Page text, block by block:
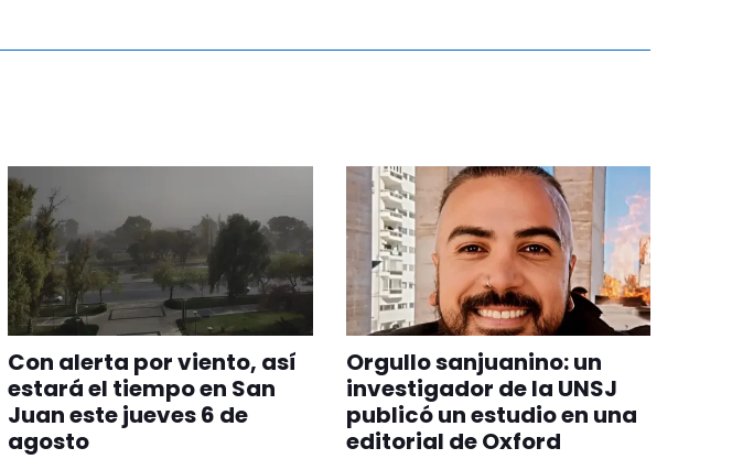
Con alerta por viento, así
estará el tiempo en San
Juan este jueves 6 de
agosto
Orgullo sanjuanino: un
investigador de la UNSJ
publicó un estudio en una
editorial de Oxford